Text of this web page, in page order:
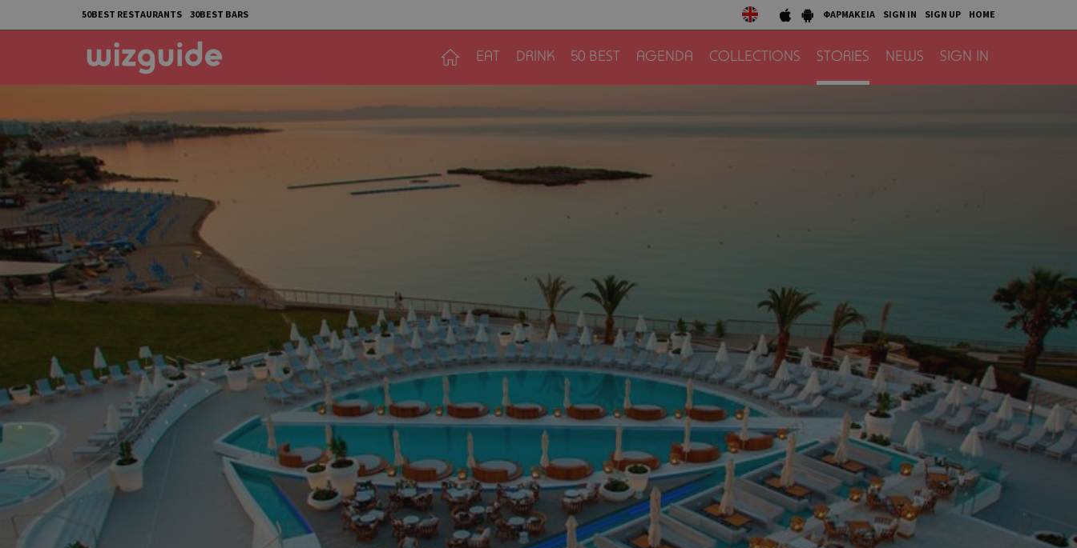
50BEST RESTAURANTS 30BEST BARS ΦΑΡΜΑΚΕΙΑ SIGN IN SIGN UP HOME
EAT DRINK 50 BEST AGENDA COLLECTIONS STORIES NEWS SIGN IN